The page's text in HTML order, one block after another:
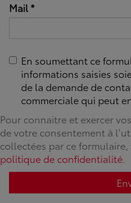
Mail*
En soumettant ce
informations saisies
de la demande de
commerciale qui peut
Pour connaitre et exercer
de votre consentement à
collectées par ce
politique de confidentialité.